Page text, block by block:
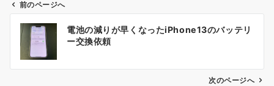
ビ
前のページへ
電池の減りが早くなったiPhone13のバッテリ
ー交換依頼
次のページへ